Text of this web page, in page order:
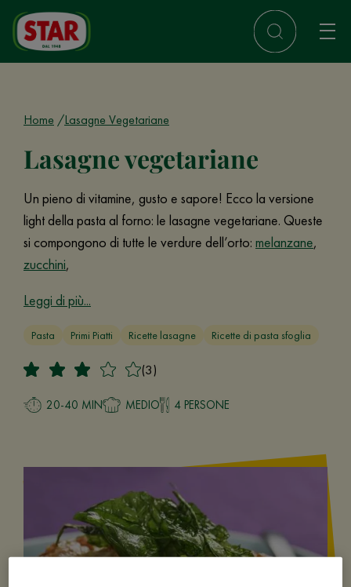
Home Lasagne Vegetariane
Lasagne vegetariane
Un pieno di vitamine, gusto e sapore! Ecco la versione
light della pasta al forno: le lasagne vegetariane. Queste
si compongono di tutte le verdure dell’orto: melanzane,
zucchini,
Leggi di più...
Pasta Primi Piatti Ricette lasagne Ricette di pasta sfoglia
(3)
20-40 MIN MEDIO 4 PERSONE